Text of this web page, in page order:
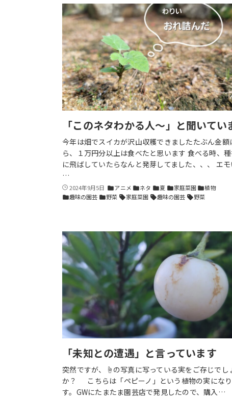
「このネタわかる人〜」と聞いてい
今年は畑でスイカが沢山収穫できましたたぶん金額
ら、１万円分以上は食べたと思います 食べる時、
に飛ばしていたらなんと発芽してました、、、 エ
…
2024年9月5日 folderアニメ folderネタ folder夏 folder家庭菜園 folder植物
folder趣味の園芸 folder野菜 sell家庭菜園 sell趣味の園芸 sell野菜
「未知との遭遇」と言っています
突然ですが、☝の写真に写っている実をご存じでし
か？ こちらは「ペピーノ」という植物の実にな
す。GWにたまたま園芸店で発見したので、購入…